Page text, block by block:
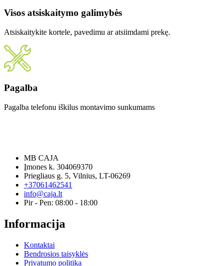
Visos atsiskaitymo galimybės
Atsiskaitykite kortele, pavedimu ar atsiimdami prekę.
Pagalba
Pagalba telefonu iškilus montavimo sunkumams
MB CAJA
Įmones k. 304069370
Priegliaus g. 5, Vilnius, LT-06269
+37061462541
info@caja.lt
Pir - Pen: 08:00 - 18:00
Informacija
Kontaktai
Bendrosios taisyklės
Privatumo politika